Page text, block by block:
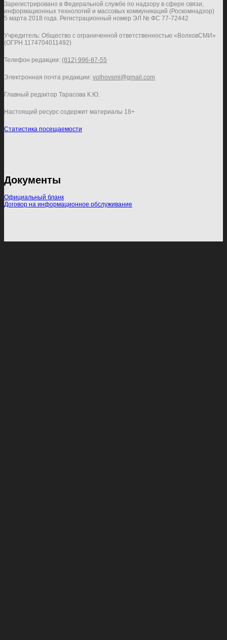
Зарегистрировано в Федеральной службе по надзору в сфере связи,
информационных технологий и массовых коммуникаций (Роскомнадзор)
5 марта 2018 года. Регистрационный номер ЭЛ № ФС 77-72442
Учредитель: Общество с ограниченной ответственностью «ВолховСМИ»
(ОГРН 1174704011492)
Телефон редакции: (812) 996-87-55
Электронная почта редакции: volhovsmi@gmail.com
Главный редактор Тарасова К.Ю.
Настоящий ресурс содержит материалы 18+
Статистика посещаемости
Документы
Официальный бланк
Договор на информационное обслуживание